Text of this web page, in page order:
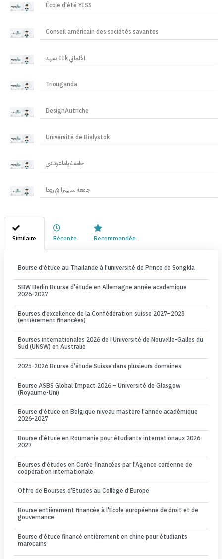
École d'été YISS
Conseil américain des sociétés savantes
معهد IIk الألماني
Triouganda
DesignAutriche
Université de Bialystok
جامعة ياماغوتشي
جامعة سابينزا في روما
Similaire Récente Recommendée
Bourse d'étude au Thailande à l'université de Prince de Songkla
SBW Berlin Bourse d'étude en Allemagne année academique
2026-2027
Bourses d’excellence de la Confédération suisse 2027–2028
(entièrement financées)
Bourses internationales 2026 de l’Université de Nouvelle-Galles du
Sud (UNSW) en Australie
2025-2026 Bourse d'étude Suisse dans plusieurs domaines
Bourse ASBS Global Impact 2026 – Université de Glasgow
(Royaume-Uni)
Bourse d'étude en Belgique niveau mastère l'année académique
2026-2027
Bourse d'étude en Roumanie pour étudiants internationaux 2026-
2027
Bourses d'études en Corée financées par l'Agence coréenne de
coopération internationale
Offre de Bourses d’Etudes au Collège d’Europe
Bourse entièrement financée à l'École européenne de droit et de
gouvernance
Bourse d'étude financé entièrement en chine pour étudiants
marocains